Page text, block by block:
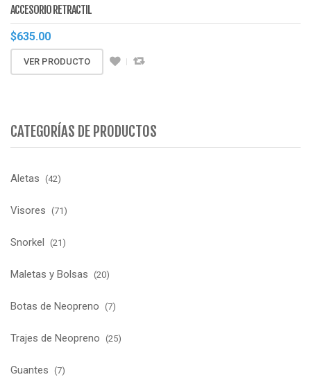
ACCESORIO RETRACTIL
$635.00
VER PRODUCTO
CATEGORÍAS DE PRODUCTOS
Aletas (42)
Visores (71)
Snorkel (21)
Maletas y Bolsas (20)
Botas de Neopreno (7)
Trajes de Neopreno (25)
Guantes (7)